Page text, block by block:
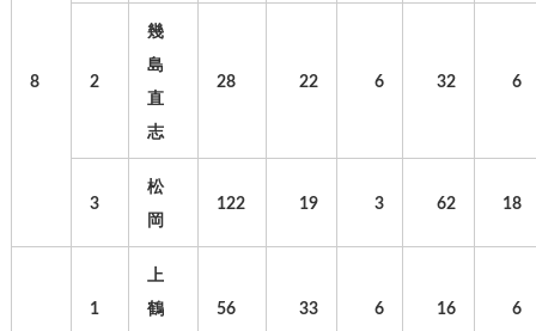
8 2
幾
島
直
志
28 22 6 32 6
3
松
岡
122 19 3 62 18
1
上
鶴
56 33 6 16 6